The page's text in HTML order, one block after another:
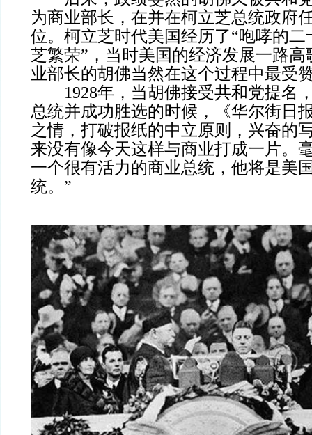
为商业部长，在并在柯立芝总统政府
位。柯立芝时代美国经历了“咆哮的二
芝繁荣”，当时美国的经济发展一路
业部长的胡佛当然在这个过程中最受
1928年，当胡佛接受共和党提名
总统并成功胜选的时候，《华尔街日
之情，打破报纸的中立原则，兴奋的
来没有像今天这样与商业打成一片。
一个很有活力的商业总统，他将是美
统。”